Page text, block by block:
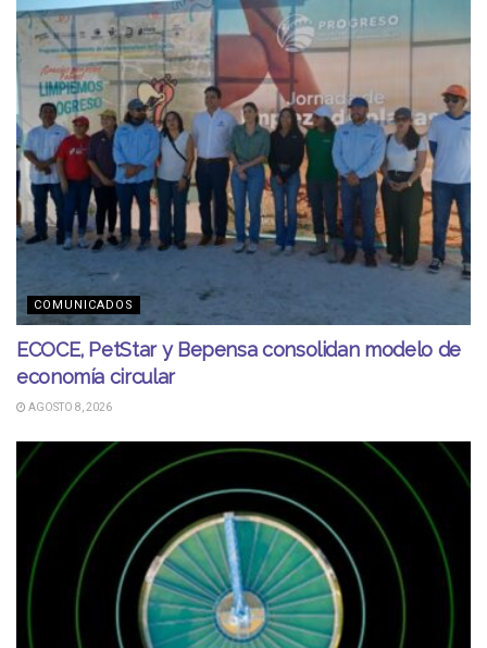
COMUNICADOS
ECOCE, PetStar y Bepensa consolidan modelo de
economía circular
AGOSTO 8, 2026